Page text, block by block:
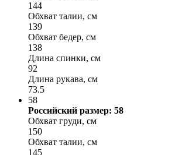
144
Обхват талии, см
139
Обхват бедер, см
138
Длина спинки, см
92
Длина рукава, см
73.5
58
Российский размер: 58
Обхват груди, см
150
Обхват талии, см
145